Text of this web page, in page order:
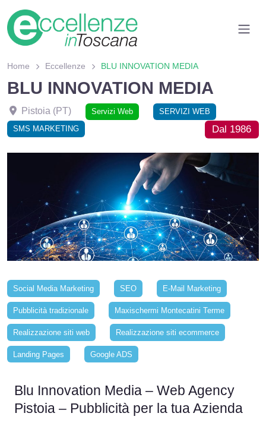
Home Eccellenze BLU INNOVATION MEDIA
BLU INNOVATION MEDIA
Pistoia (PT) Servizi Web
SERVIZI WEB
SMS MARKETING
Dal 1986
Social Media Marketing SEO E-Mail Marketing
Pubblicità tradizionale Maxischermi Montecatini Terme
Realizzazione siti web Realizzazione siti ecommerce
Landing Pages Google ADS
Blu Innovation Media – Web Agency
Pistoia – Pubblicità per la tua Azienda